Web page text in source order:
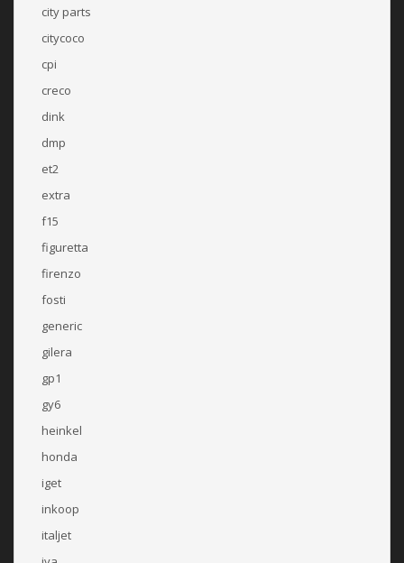
city parts
citycoco
cpi
creco
dink
dmp
et2
extra
f15
figuretta
firenzo
fosti
generic
gilera
gp1
gy6
heinkel
honda
iget
inkoop
italjet